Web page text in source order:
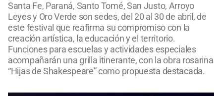
Santa Fe, Paraná, Santo Tomé, San Justo, Arroyo
Leyes y Oro Verde son sedes, del 20 al 30 de abril, de
este festival que reafirma su compromiso con la
creación artística, la educación y el territorio.
Funciones para escuelas y actividades especiales
acompañarán una grilla itinerante, con la obra rosarina
“Hijas de Shakespeare” como propuesta destacada.